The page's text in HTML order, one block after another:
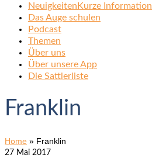
Neuigkeiten Kurze
Das Auge schulen
Podcast
Themen
Über uns
Über unsere App
Die Sattlerliste
Franklin
Home » Franklin
27 Mai 2017